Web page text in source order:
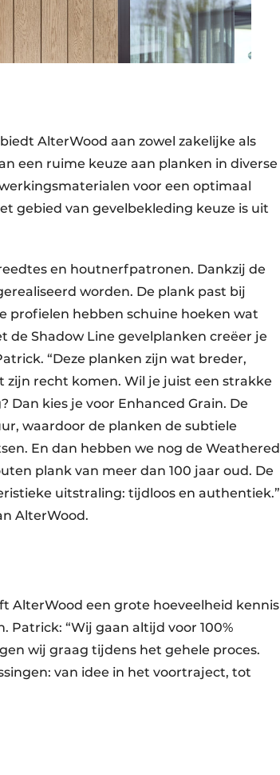
AlterWood aan zowel zakelijke als
een ruime keuze aan planken in diverse
voor een optimaal
gebied van gevelbekleding keuze is uit
en houtnerfpatronen. Dankzij de
worden. De plank past bij
profielen hebben schuine hoeken wat
de Shadow Line gevelplanken creëer je
“Deze planken zijn wat breder,
recht komen. Wil je juist een strakke
kies je voor Enhanced Grain. De
waardoor de planken de subtiele
En dan hebben we nog de Weathered
plank van meer dan 100 jaar oud. De
uitstraling: tijdloos en authentiek.”
AlterWood.
AlterWood een grote hoeveelheid kennis
“Wij gaan altijd voor 100%
wij graag tijdens het gehele proces.
van idee in het voortraject, tot